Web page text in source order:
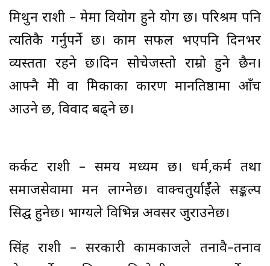
मिथुन राशी – प्रेममा वियोग हुने योग छ। परिश्रम पनि
त्यतिकै गर्नुपर्ने छ। काम सफल भएपनि दिनभर
व्यस्तता रहने छ।दिन सोचेजस्तो राम्रो हुने छैन।
आफ्नै प्रेमी वा प्रेमिकाका कारण मानप्रतिष्ठामा आँच
आउने छ, विवाद बढ्ने छ।
कर्कट राशी – समय मध्यम छ। धर्म,कर्म तथा
समाजसेवामा मन लाग्नेछ। वाक्चतुर्याईँले सङ्कल्प
सिद्घ हुनेछ। भाग्यले विभिन्न अवसर जुराउनेछ।
सिंह राशी – सरकारी कामकाजले तनावै–तनाव